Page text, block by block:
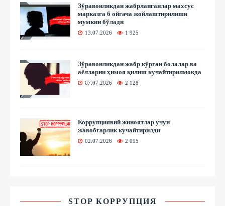
Зўравонликдан жабрланганлар махсус
марказга 6 ойгача жойлаштирилиши
мумкин бўлади
13.07.2026 1 925
Зўравонликдан жабр кўрган болалар ва
аёлларни ҳимоя қилиш кучайтирилмоқда
07.07.2026 2 128
Коррупциявий жиноятлар учун
жавобгарлик кучайтирилди
02.07.2026 2 095
STOP КОРРУПЦИЯ